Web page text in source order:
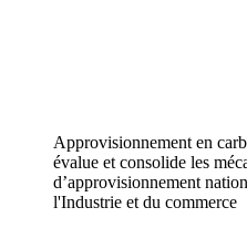
Approvisionnement en
évalue et consolide les
d’approvisionnement
l'Industrie et du commerce